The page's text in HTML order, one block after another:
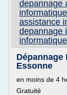
depannage
assistance
depannage
Essonne
en moins de 4
Gratuité